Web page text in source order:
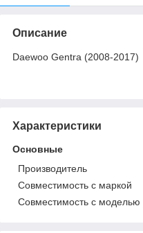
Описание
Daewoo Gentra (2008-2017)
Характеристики
Основные
Производитель
Совместимость с маркой
Совместимость с моделью